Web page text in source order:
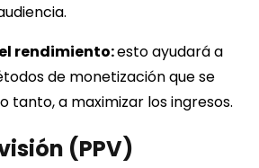
rendimiento:esto ayudará a
de monetización que se
tanto, a maximizar los ingresos.
(PPV)